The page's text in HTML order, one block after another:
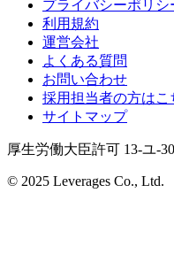
プライバシーポリシ
利用規約
運営会社
よくある質問
お問い合わせ
採用担当者の方はこ
サイトマップ
厚生労働大臣許可 13-ユ-
© 2025 Leverages Co., Ltd.